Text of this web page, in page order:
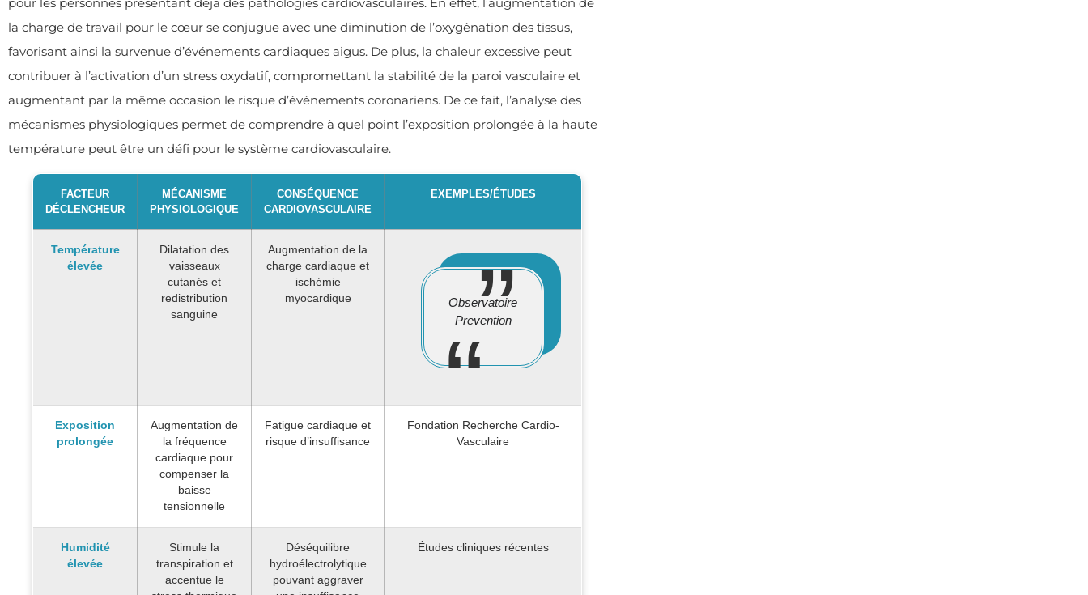
la charge de travail pour le cœur se conjugue avec une diminution de l’oxygénation des tissus,
favorisant ainsi la survenue d’événements cardiaques aigus. De plus, la chaleur excessive peut
contribuer à l’activation d’un stress oxydatif, compromettant la stabilité de la paroi vasculaire et
augmentant par la même occasion le risque d’événements coronariens. De ce fait, l’analyse des
mécanismes physiologiques permet de comprendre à quel point l’exposition prolongée à la haute
température peut être un défi pour le système cardiovasculaire.
FACTEUR
DÉCLENCHEUR
MÉCANISME
PHYSIOLOGIQUE
CONSÉQUENCE
CARDIOVASCULAIRE
EXEMPLES/ÉTUDES
Température
élevée
Dilatation des
vaisseaux
cutanés et
redistribution
sanguine
Augmentation de la
charge cardiaque et
ischémie
myocardique
Observatoire
Prevention
Exposition
prolongée
Augmentation de
la fréquence
cardiaque pour
compenser la
baisse
tensionnelle
Fatigue cardiaque et
risque d’insuffisance
Fondation Recherche Cardio-
Vasculaire
Humidité
élevée
Stimule la
transpiration et
accentue le
Déséquilibre
hydroélectrolytique
pouvant aggraver
Études cliniques récentes